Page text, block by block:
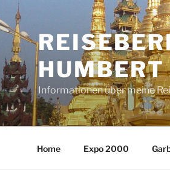
HUMBERT
Informationen über meine
Home Expo 2000